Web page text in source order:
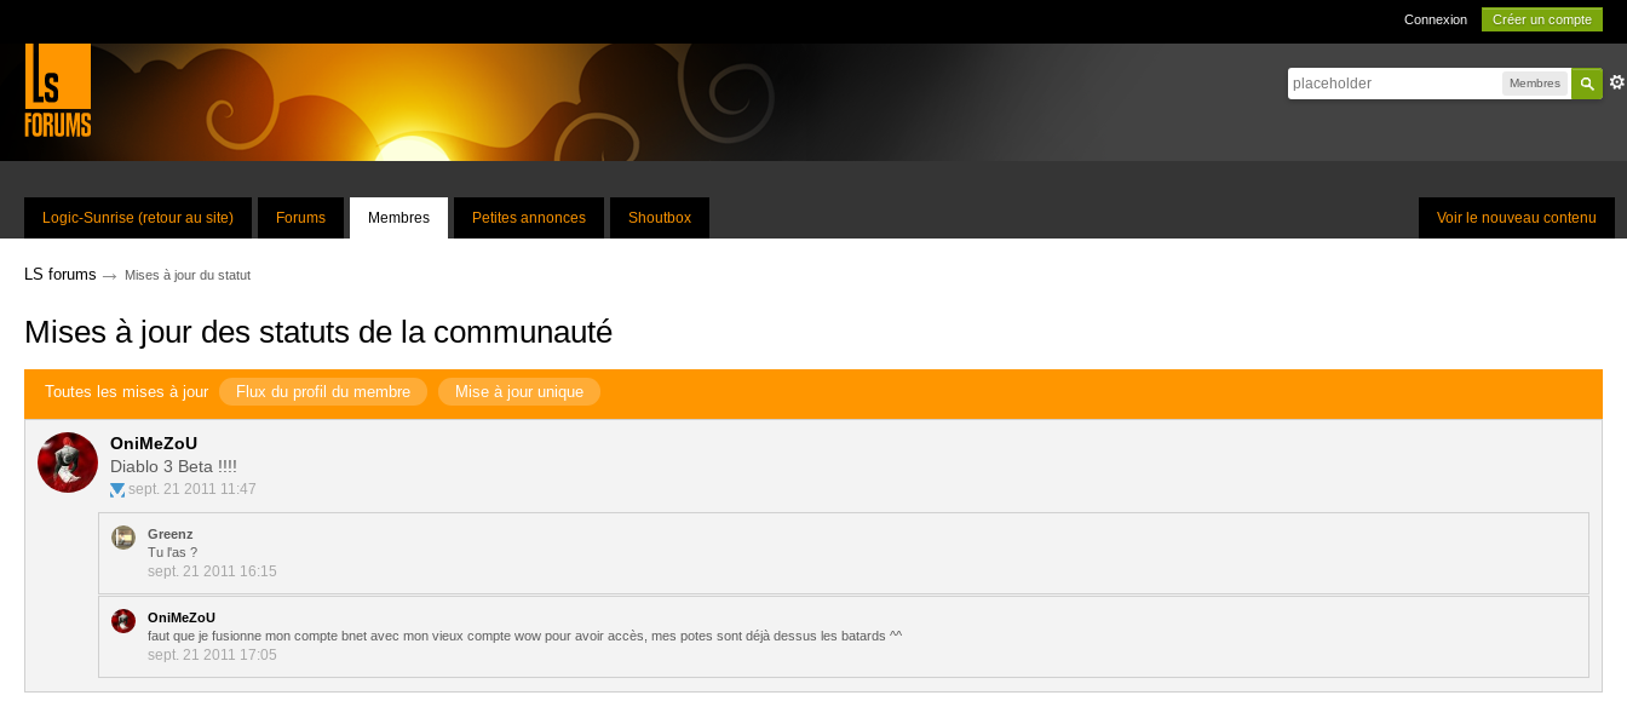
Connexion Créer un compte
Membres
Voir le nouveau contenu
Logic-Sunrise (retour au site) Forums Membres Petites annonces Shoutbox
LS forums → Mises à jour du statut
Mises à jour des statuts de la communauté
Toutes les mises à jour Flux du profil du membre Mise à jour unique
OniMeZoU
Diablo 3 Beta !!!!
sept. 21 2011 11:47
Greenz
Tu l'as ?
sept. 21 2011 16:15
OniMeZoU
faut que je fusionne mon compte bnet avec mon vieux compte wow pour avoir accès, mes potes sont déjà dessus les batards ^^
sept. 21 2011 17:05